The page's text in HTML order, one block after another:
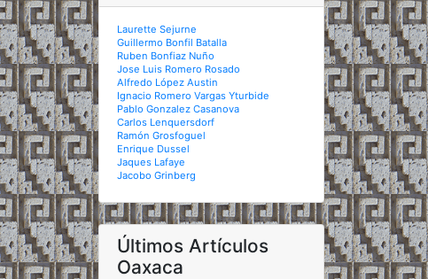
Laurette Sejurne
Guillermo Bonfil Batalla
Ruben Bonfiaz Nuño
Jose Luis Romero Rosado
Alfredo López Austin
Ignacio Romero Vargas Yturbide
Pablo Gonzalez Casanova
Carlos Lenquersdorf
Ramón Grosfoguel
Enrique Dussel
Jaques Lafaye
Jacobo Grinberg
Últimos Artículos
Oaxaca